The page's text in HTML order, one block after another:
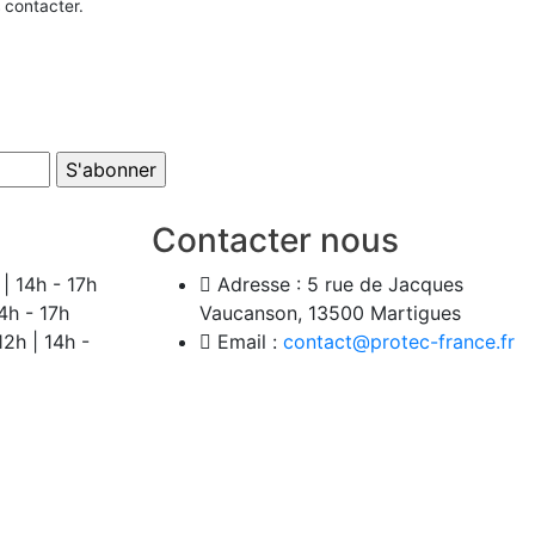
contacter.
14h - 17h
- 17h
| 14h -
Contacter nous
Adresse : 5 rue de Jacques
Vaucanson, 13500 Martigues
Email : contact@protec-france.fr